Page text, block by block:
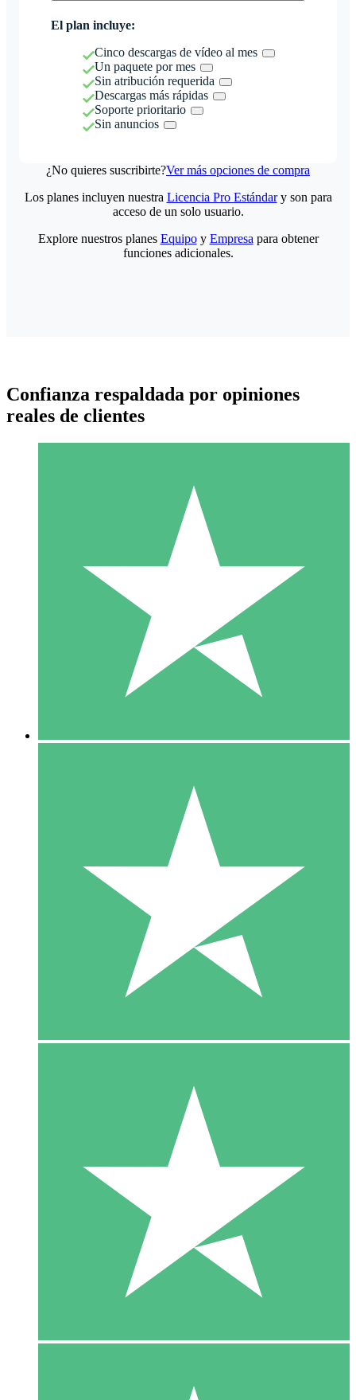
El plan incluye:
Cinco descargas de vídeo al mes
Un paquete por mes
Sin atribución requerida
Descargas más rápidas
Soporte prioritario
Sin anuncios
¿No quieres suscribirte?Ver más opciones de compra
Paquetes de Créditos Individuales
Paga según el uso con créditos de descarga. Sin compromiso
10 00
10 Descargas
20 00
Los planes incluyen nuestra Licencia Pro Estándary son para
acceso de un solo usuario.
Explore nuestros planes Equipoy Empresa para obtener
funciones adicionales.
Confianza respaldada por opiniones
reales de clientes